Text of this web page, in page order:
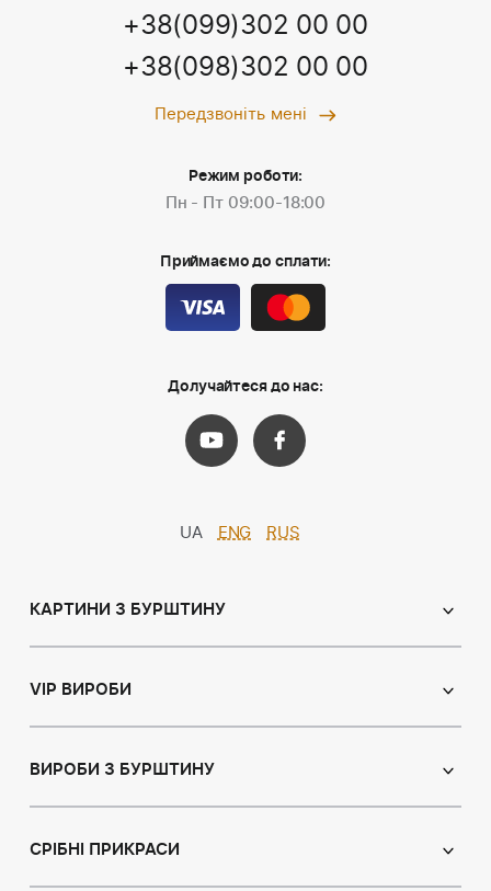
+38(099)302 00 00
+38(098)302 00 00
Передзвоніть мені
Режим роботи:
Пн - Пт 09:00-18:00
Приймаємо до сплати:
Долучайтеся до нас:
UA ENG RUS
КАРТИНИ З БУРШТИНУ
Іменні ікони
Натюрморт
Мисливська тема
VIP ВИРОБИ
Ікони з пластин
ВИРОБИ З БУРШТИНУ
Браслети
СРІБНІ ПРИКРАСИ